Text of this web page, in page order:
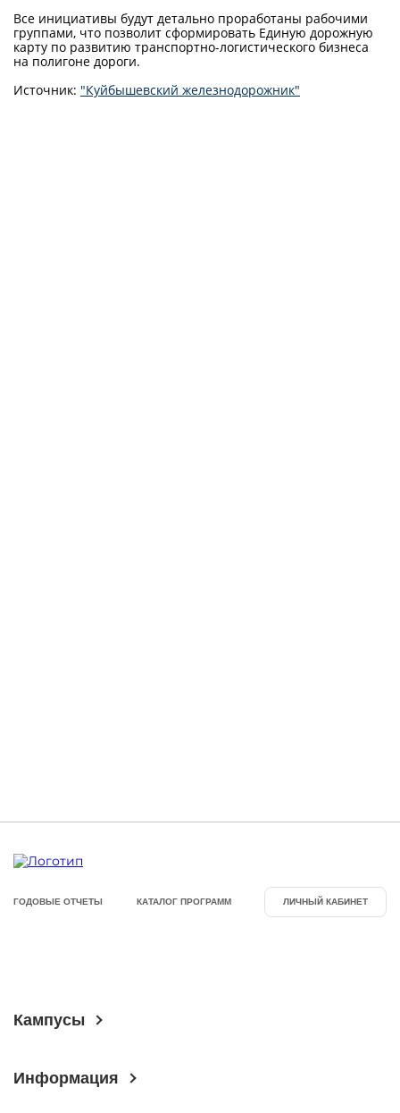
Все инициативы будут детально проработаны рабочими
группами, что позволит сформировать Единую дорожную
карту по развитию транспортно-логистического бизнеса
на полигоне дороги.
Источник: "Куйбышевский железнодорожник"
ГОДОВЫЕ ОТЧЕТЫ КАТАЛОГ ПРОГРАММ ЛИЧНЫЙ КАБИНЕТ
Кампусы
Информация